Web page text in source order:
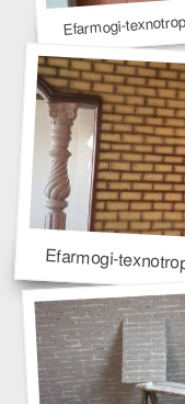
Efarmogi-
Efarmogi-